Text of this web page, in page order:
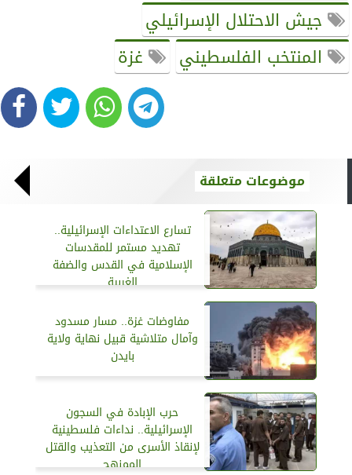
جيش الاحتلال الإسرائيلي
المنتخب الفلسطيني
غزة
موضوعات متعلقة
تسارع الاعتداءات الإسرائيلية..
تهديد مستمر للمقدسات
الإسلامية في القدس والضفة
الغربية
مفاوضات غزة.. مسار مسدود
وآمال متلاشية قبيل نهاية ولاية
بايدن
حرب الإبادة في السجون
الإسرائيلية.. نداءات فلسطينية
لإنقاذ الأسرى من التعذيب والقتل
الممنهج